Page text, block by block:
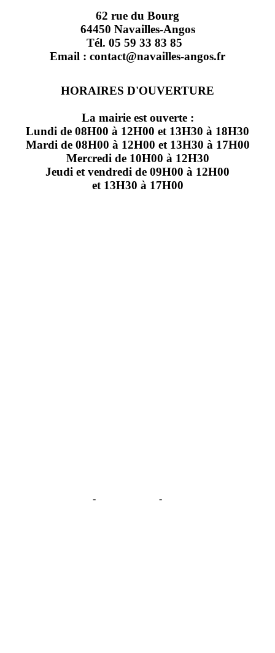
62 rue du Bourg
64450 Navailles-Angos
Tél. 05 59 33 83 85
Email : contact@navailles-angos.fr
HORAIRES D'OUVERTURE
La mairie est ouverte :
Lundi de 08H00 à 12H00 et 13H30 à 18H30
Mardi de 08H00 à 12H00 et 13H30 à 17H00
Mercredi de 10H00 à 12H30
Jeudi et vendredi de 09H00 à 12H00
et 13H30 à 17H00
- -